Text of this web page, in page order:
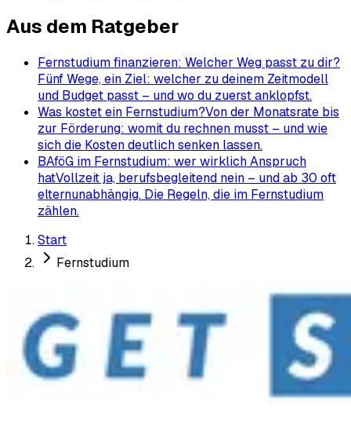
Aus dem Ratgeber
Fernstudium finanzieren: Welcher Weg passt zu dir?
Fünf Wege, ein Ziel: welcher zu deinem Zeitmodell
und Budget passt – und wo du zuerst anklopfst.
Was kostet ein Fernstudium?Von der Monatsrate bis
zur Förderung: womit du rechnen musst – und wie
sich die Kosten deutlich senken lassen.
BAföG im Fernstudium: wer wirklich Anspruch
hatVollzeit ja, berufsbegleitend nein – und ab 30 oft
elternunabhängig. Die Regeln, die im Fernstudium
zählen.
Start
Fernstudium